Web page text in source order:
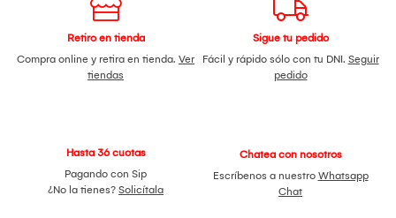
Retiro en tienda
Compra online y retira en tienda. Ver
tiendas
Sigue tu pedido
Fácil y rápido sólo con tu DNI. Seguir
pedido
Hasta 36 cuotas
Pagando con Sip
¿No la tienes? Solicítala
Chatea con nosotros
Escríbenos a nuestro Whatsapp
Chat